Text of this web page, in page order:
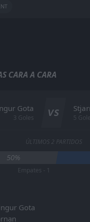
CARA A CARA
Gota
3 Goles VS 5
ÚLTIMOS 2 PARTIDOS
50%
Empates - 1
Gota